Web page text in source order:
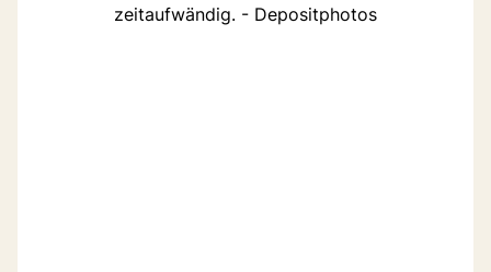
zeitaufwändig. - Depositphotos